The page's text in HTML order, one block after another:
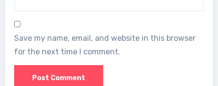
Save my name, email, and website in this browser
for the next time I comment.